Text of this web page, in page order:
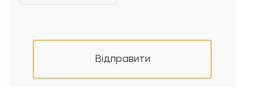
Відправити